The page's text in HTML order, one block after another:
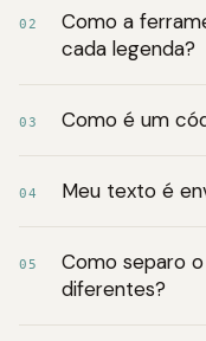
02
Como a
cada legenda?
03 Como é um
04 Meu texto é
05
Como separo
diferentes?